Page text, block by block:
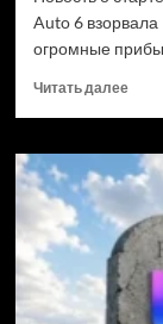
Auto 6 взорвала
огромные
Читать далее
GTA
на